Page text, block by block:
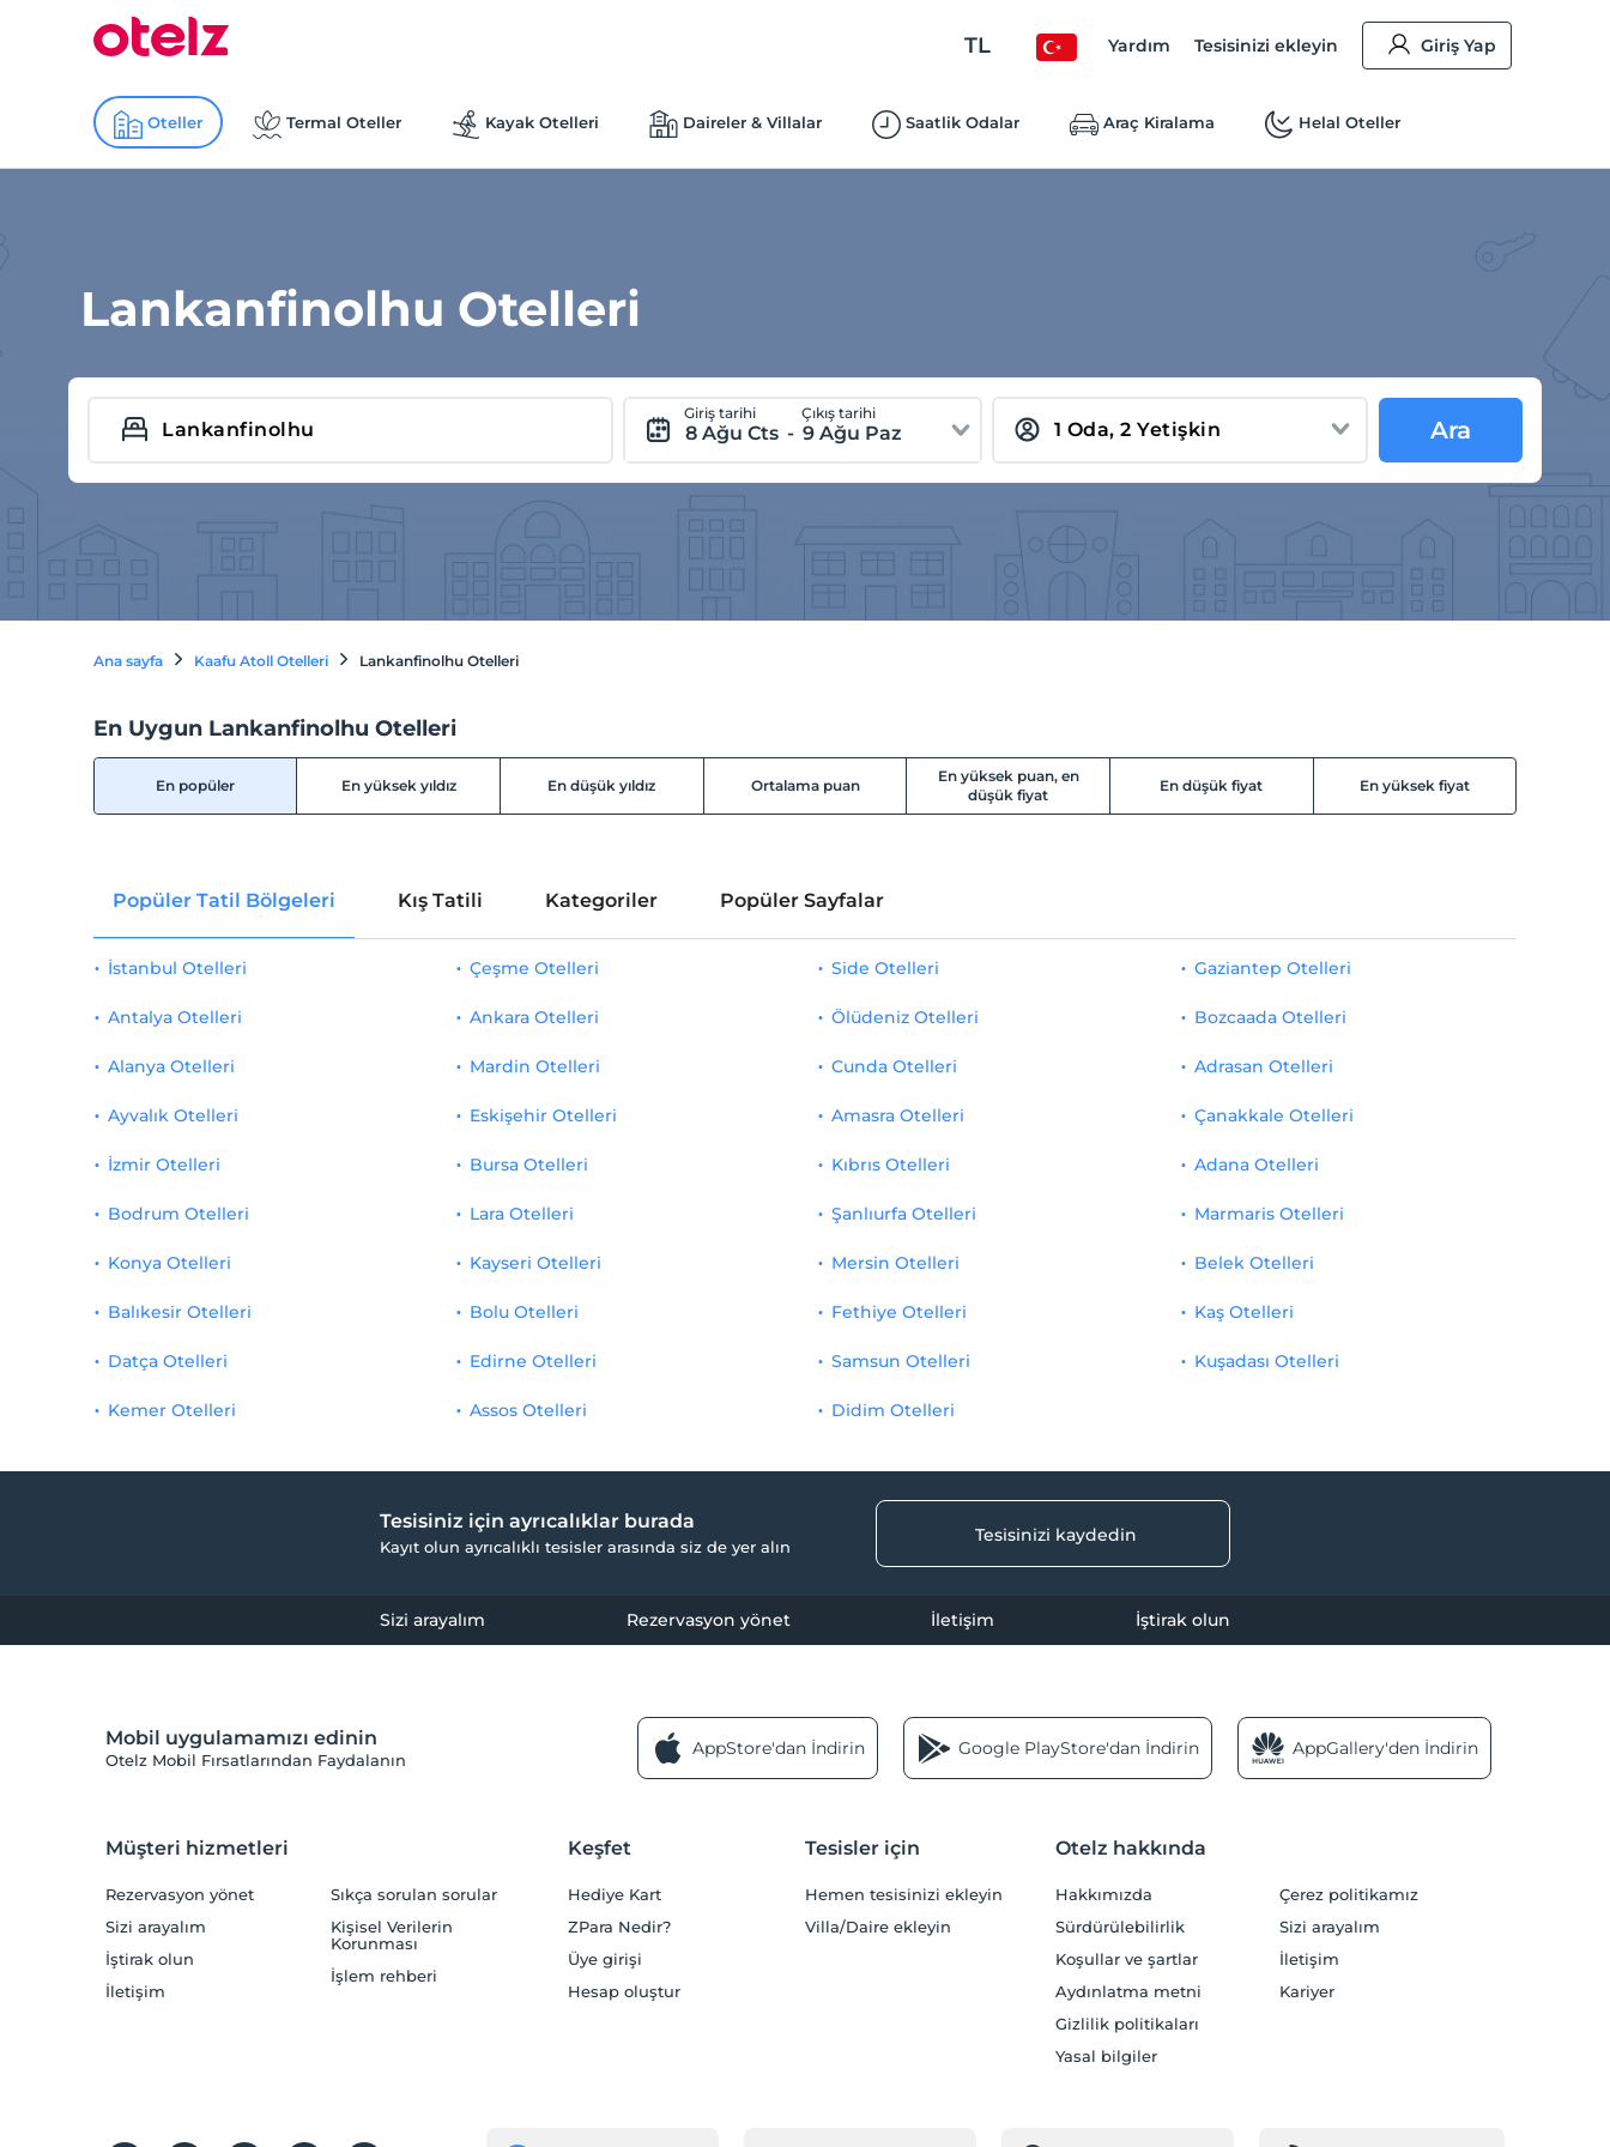
TL Yardım Tesisinizi ekleyin Giriş Yap
Oteller Termal Oteller Kayak Otelleri Daireler & Villalar Saatlik Odalar Araç Kiralama Helal Oteller
Lankanfinolhu Otelleri
Giriş tarihi
8 Ağu Cts -
Çıkış tarihi
9 Ağu Paz Ara
Ana sayfa Kaafu Atoll Otelleri Lankanfinolhu Otelleri
En Uygun Lankanfinolhu Otelleri
En popüler En yüksek yıldız En düşük yıldız Ortalama puan
En yüksek puan, en
düşük fiyat
En düşük fiyat En yüksek fiyat
Popüler Tatil Bölgeleri Kış Tatili Kategoriler Popüler Sayfalar
İstanbul Otelleri
Antalya Otelleri
Alanya Otelleri
Ayvalık Otelleri
İzmir Otelleri
Çeşme Otelleri
Ankara Otelleri
Mardin Otelleri
Eskişehir Otelleri
Bursa Otelleri
Side Otelleri
Ölüdeniz Otelleri
Cunda Otelleri
Amasra Otelleri
Kıbrıs Otelleri
Gaziantep Otelleri
Bozcaada Otelleri
Adrasan Otelleri
Çanakkale Otelleri
Adana Otelleri
Bodrum Otelleri
Konya Otelleri
Balıkesir Otelleri
Datça Otelleri
Kemer Otelleri
Lara Otelleri
Kayseri Otelleri
Bolu Otelleri
Edirne Otelleri
Assos Otelleri
Şanlıurfa Otelleri
Mersin Otelleri
Fethiye Otelleri
Samsun Otelleri
Didim Otelleri
Marmaris Otelleri
Belek Otelleri
Kaş Otelleri
Kuşadası Otelleri
Tesisiniz için ayrıcalıklar burada
Kayıt olun ayrıcalıklı tesisler arasında siz de yer alın
Tesisinizi kaydedin
Sizi arayalım Rezervasyon yönet İletişim İştirak olun
Mobil uygulamamızı edinin
Otelz Mobil Fırsatlarından Faydalanın
AppStore'dan İndirin Google PlayStore'dan İndirin AppGallery'den İndirin
Müşteri hizmetleri
Rezervasyon yönet
Sizi arayalım
İştirak olun
İletişim
Sıkça sorulan sorular
Kişisel Verilerin
Korunması
İşlem rehberi
Keşfet
Hediye Kart
ZPara Nedir?
Üye girişi
Hesap oluştur
Tesisler için
Hemen tesisinizi ekleyin
Villa/Daire ekleyin
Otelz hakkında
Hakkımızda
Sürdürülebilirlik
Koşullar ve şartlar
Aydınlatma metni
Gizlilik politikaları
Yasal bilgiler
Çerez politikamız
Sizi arayalım
İletişim
Kariyer